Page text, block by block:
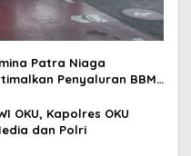
Patra Niaga
Penyaluran BBM
OKU, Kapolres OKU
dan Polri